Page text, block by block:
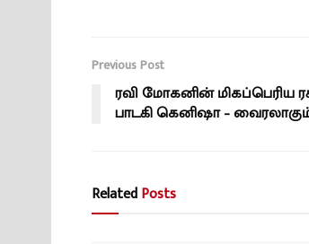
Previous Post
ரவி மோகனின் மிகப்பெரிய
பாடகி கெனிஷா – வைரலாகும்
RelatedPosts